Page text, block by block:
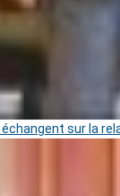
échangent sur la